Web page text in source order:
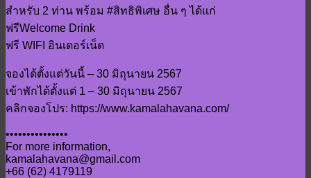
สำหรับ 2 ท่าน พร้อม #สิทธิพิเศษ อื่น ๆ ได้แก่
ฟรีWelcome Drink
ฟรี WIFI อินเตอร์เน็ต
จองได้ตั้งแต่วันนี้ – 30 มิถุนายน 2567
เข้าพักได้ตั้งแต่ 1 – 30 มิถุนายน 2567
คลิกจองโปร: https://www.kamalahavana.com/
•••••••••••••••
For more information,
kamalahavana@gmail.com
+66 (62) 4179119